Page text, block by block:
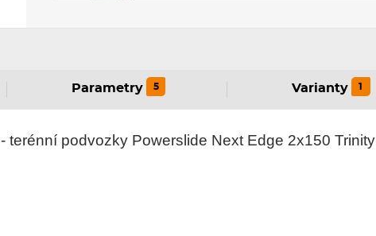
Parametry 5 Varianty 1
- terénní podvozky Powerslide Next Edge 2x150 Trinity